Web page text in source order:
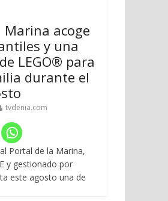
Marina acoge
y una
LEGO® para
durante el
tvdenia.com
Portal de la Marina,
y gestionado por
este agosto una de